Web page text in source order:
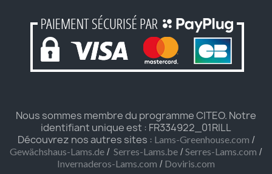
Nous sommes membre du programme CITEO. Notre
identifiant unique est : FR334922_01RILL
Découvrez nos autres sites : Lams-Greenhouse.com /
Gewächshaus-Lams.de / Serres-Lams.be / Serres-Lams.com /
Invernaderos-Lams.com / Doviris.com